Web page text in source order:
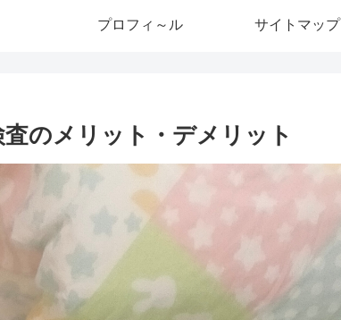
プロフィ～ル サイトマップ
のメリット・デメリット